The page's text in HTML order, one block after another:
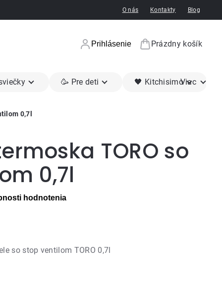
O nás Kontakty Blog
Prihlásenie
Nákupný
Prázdny košík
🥳 Pre deti 🖤 KitchisimoViac
0,7l
TORO so
0,7l
hodnotenia
so stop ventilom TORO 0,7l